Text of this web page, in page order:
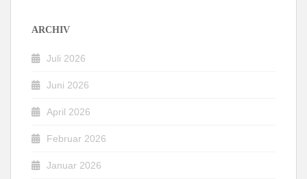
ARCHIV
Juli 2026
Juni 2026
April 2026
Februar 2026
Januar 2026